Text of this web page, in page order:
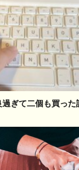
ぎて二個も買った